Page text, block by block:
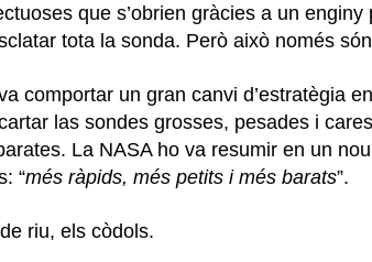
que s’obrien gràcies a un
tota la sonda. Però això només
comportar un gran canvi d’estratègia
las sondes grosses, pesades i
La NASA ho va resumir en un
“més ràpids, més petits i més barats”.
riu, els còdols.